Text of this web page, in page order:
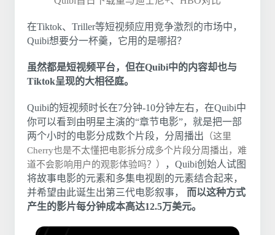
在Tiktok、Triller等短视频应用竞争激烈的市场中，
Quibi想要分一杯羹，它用的是哪招？
虽然都是短视频平台，但在Quibi中的内容却也与
Tiktok呈现的大相径庭。
Quibi的短视频时长在7分钟-10分钟左右，在Quibi中
你可以看到由明星主演的“章节电影”，就是把一部
两个小时的电影分成数个片段，分周播出 （这里
Cherry也是不太懂把电影拆分成多个片段分周播出，难
道不会影响用户的观影体验吗？）
，Quibi创始人试图
将故事电影的元素和多集电视剧的元素结合起来，
并希望由此诞生出第三代电影叙事， 而以这种方式
产生的影片每分钟成本高达12.5万美元。